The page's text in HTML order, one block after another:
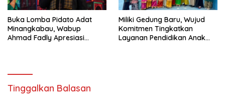
Buka Lomba Pidato Adat
Minangkabau, Wabup
Ahmad Fadly Apresiasi
Miliki Gedung Baru, Wujud
Komitmen Tingkatkan
Layanan Pendidikan Anak
Tinggalkan Balasan